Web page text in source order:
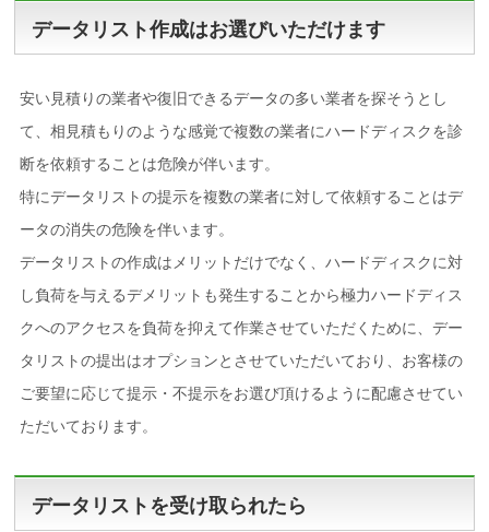
データリスト作成はお選びいただけます
安い見積りの業者や復旧できるデータの多い業者を探そうとし
て、相見積もりのような感覚で複数の業者にハードディスクを診
断を依頼することは危険が伴います。
特にデータリストの提示を複数の業者に対して依頼することはデ
ータの消失の危険を伴います。
データリストの作成はメリットだけでなく、ハードディスクに対
し負荷を与えるデメリットも発生することから極力ハードディス
クへのアクセスを負荷を抑えて作業させていただくために、デー
タリストの提出はオプションとさせていただいており、お客様の
ご要望に応じて提示・不提示をお選び頂けるように配慮させてい
ただいております。
データリストを受け取られたら